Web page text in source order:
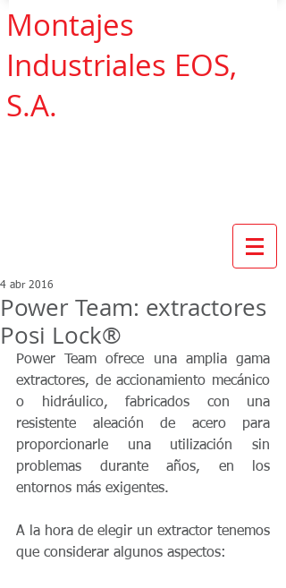
Montajes
Industriales EOS,
S.A.
Power Team: extractores
Posi Lock®
4 abr 2016
Power Team ofrece una amplia gama
extractores, de accionamiento mecánico
o hidráulico, fabricados con una
resistente aleación de acero para
proporcionarle una utilización sin
problemas durante años, en los
entornos más exigentes.
A la hora de elegir un extractor tenemos
que considerar algunos aspectos: